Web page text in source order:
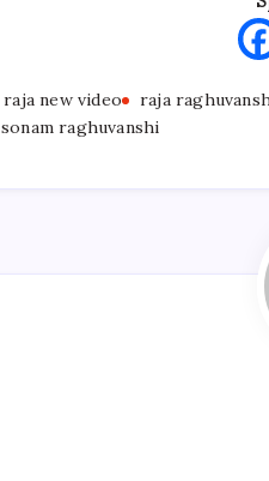
raja new video raja
sonam raghuvanshi